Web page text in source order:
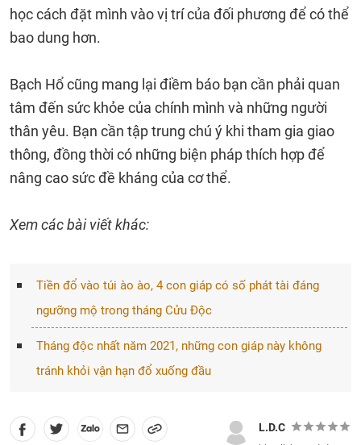
học cách đặt mình vào vị trí của đối phương để có thể
bao dung hơn.
Bạch Hổ cũng mang lại điềm báo bạn cần phải quan
tâm đến sức khỏe của chính mình và những người
thân yêu. Bạn cần tập trung chú ý khi tham gia giao
thông, đồng thời có những biện pháp thích hợp để
nâng cao sức đề kháng của cơ thể.
Xem các bài viết khác:
Tiền đổ vào túi ào ào, 4 con giáp có số phát tài đáng
ngưỡng mộ trong tháng Cửu Độc
Tháng độc nhất năm 2021, những con giáp này không
tránh khỏi vận hạn đổ xuống đầu
L.D.C